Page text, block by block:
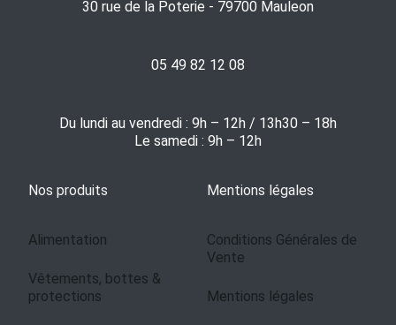
30 rue de la Poterie - 79700 Mauleon
05 49 82 12 08
Du lundi au vendredi : 9h – 12h / 13h30 – 18h
Le samedi : 9h – 12h
Nos produits
Alimentation
Vêtements, bottes &
protections
Mentions légales
Conditions Générales de
Vente
Mentions légales